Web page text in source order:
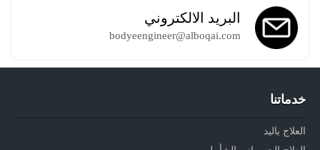
البريد الالكتروني
bodyeengineer@alboqai.com
خدماتنا
العلاج باليد